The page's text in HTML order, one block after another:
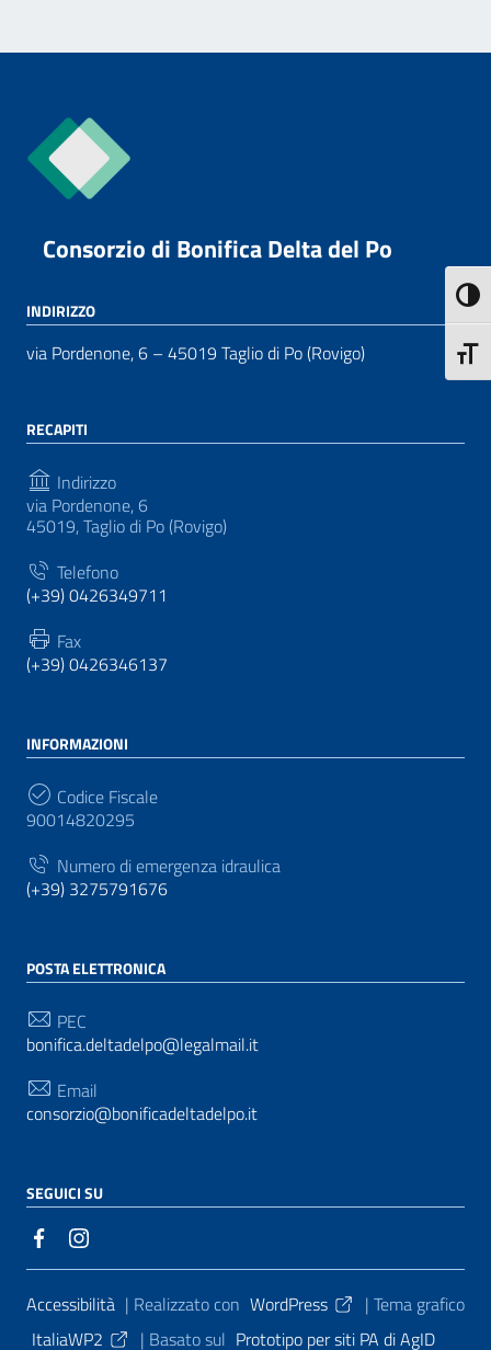
Consorzio di Bonifica Delta del Po
INDIRIZZO
via Pordenone, 6 – 45019 Taglio di Po (Rovigo)
RECAPITI
Indirizzo
via Pordenone, 6
45019, Taglio di Po (Rovigo)
Telefono
(+39) 0426349711
Fax
(+39) 0426346137
INFORMAZIONI
Codice Fiscale
90014820295
Numero di emergenza idraulica
(+39) 3275791676
POSTA ELETTRONICA
PEC
bonifica.deltadelpo@legalmail.it
Email
consorzio@bonificadeltadelpo.it
SEGUICI SU
Sezione Link Utili
Accessibilità | Realizzato con WordPress | Tema grafico
ItaliaWP2
| Basato sul Prototipo per siti PA di AgID